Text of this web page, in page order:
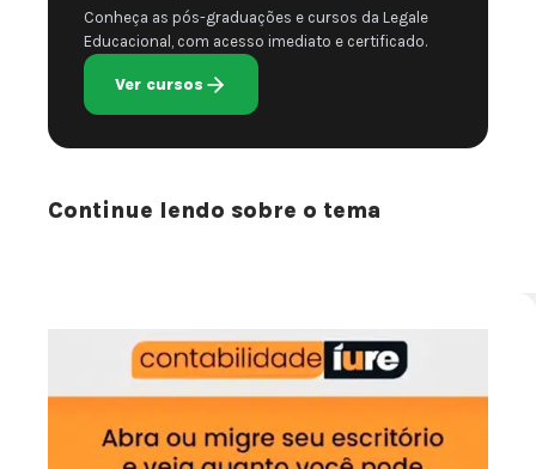
Conheça as pós-graduações e cursos da Legale
Educacional, com acesso imediato e certificado.
Ver cursos
Continue lendo sobre o tema